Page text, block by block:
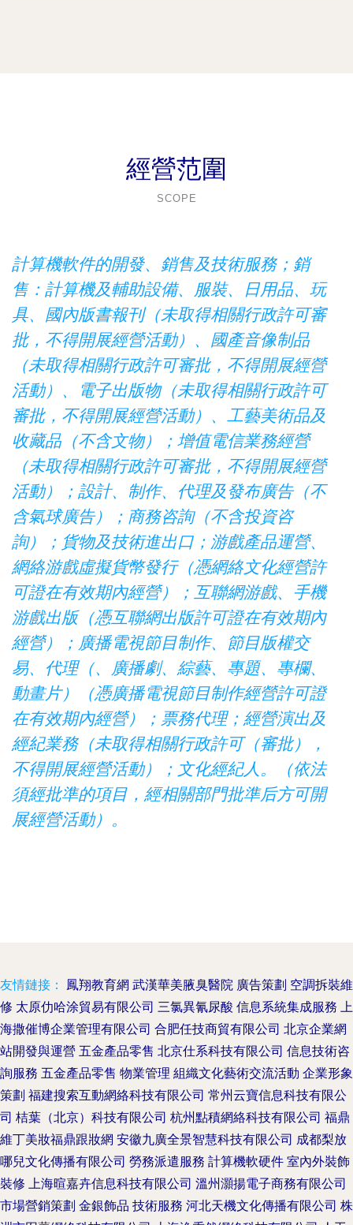
經營范圍
SCOPE
計算機軟件的開發、銷售及技術服務；銷
售：計算機及輔助設備、服裝、日用品、玩
具、國內版書報刊（未取得相關行政許可審
批，不得開展經營活動）、國產音像制品
（未取得相關行政許可審批，不得開展經營
活動）、電子出版物（未取得相關行政許可
審批，不得開展經營活動）、工藝美術品及
收藏品（不含文物）；增值電信業務經營
（未取得相關行政許可審批，不得開展經營
活動）；設計、制作、代理及發布廣告（不
含氣球廣告）；商務咨詢（不含投資咨
詢）；貨物及技術進出口；游戲產品運營、
網絡游戲虛擬貨幣發行（憑網絡文化經營許
可證在有效期內經營）；互聯網游戲、手機
游戲出版（憑互聯網出版許可證在有效期內
經營）；廣播電視節目制作、節目版權交
易、代理（、廣播劇、綜藝、專題、專欄、
動畫片）（憑廣播電視節目制作經營許可證
在有效期內經營）；票務代理；經營演出及
經紀業務（未取得相關行政許可（審批），
不得開展經營活動）；文化經紀人。（依法
須經批準的項目，經相關部門批準后方可開
展經營活動）。
友情鏈接： 鳳翔教育網 武漢華美腋臭醫院 廣告策劃 空調拆裝維
修 太原仂哈涂貿易有限公司 三氯異氰尿酸 信息系統集成服務 上
海撒催博企業管理有限公司 合肥任技商貿有限公司 北京企業網
站開發與運營 五金產品零售 北京仕系科技有限公司 信息技術咨
詢服務 五金產品零售 物業管理 組織文化藝術交流活動 企業形象
策劃 福建搜索互動網絡科技有限公司 常州云寶信息科技有限公
司 桔葉（北京）科技有限公司 杭州點積網絡科技有限公司 福鼎
維丁美妝福鼎跟妝網 安徽九廣全景智慧科技有限公司 成都梨放
哪兒文化傳播有限公司 勞務派遣服務 計算機軟硬件 室內外裝飾
裝修 上海暄嘉卉信息科技有限公司 溫州灝揚電子商務有限公司
市場營銷策劃 金銀飾品 技術服務 河北天機文化傳播有限公司 株